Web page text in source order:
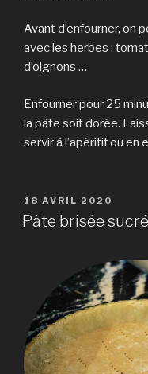
Avant d’enfourner, on
avec les herbes :
d’oignons …
Enfourner pour 25
la pâte soit dorée.
servir à l’apéritif ou en
PUBLIÉ
LE
18 AVRIL 2020
Pâte brisée